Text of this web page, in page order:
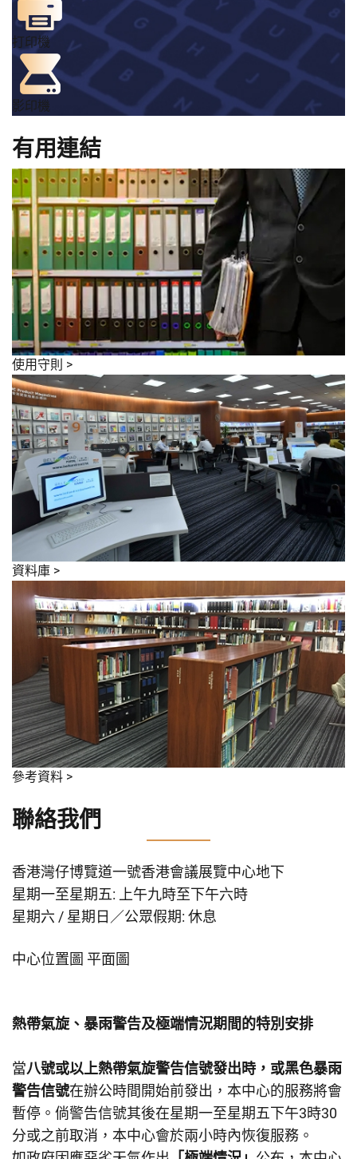
打印機
影印機
有用連結
使用守則 >
資料庫 >
參考資料 >
聯絡我們
香港灣仔博覽道一號香港會議展覽中心地下
星期一至星期五: 上午九時至下午六時
星期六 / 星期日／公眾假期: 休息
中心位置圖 平面圖
熱帶氣旋、暴雨警告及極端情況期間的特別安排
當八號或以上熱帶氣旋警告信號發出時，或黑色暴雨
警告信號在辦公時間開始前發出，本中心的服務將會
暫停。倘警告信號其後在星期一至星期五下午3時30
分或之前取消，本中心會於兩小時內恢復服務。